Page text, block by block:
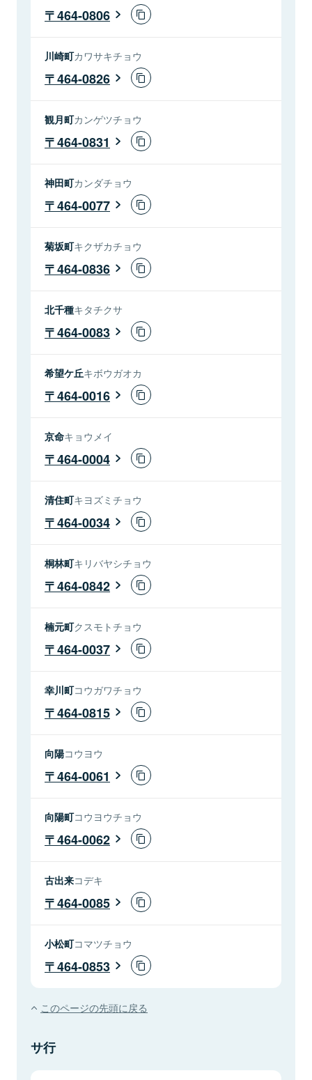
464-0806
川崎町カワサキチョウ
464-0826
観月町カンゲツチョウ
464-0831
神田町カンダチョウ
464-0077
菊坂町キクザカチョウ
464-0836
北千種キタチクサ
464-0083
希望ケ丘キボウガオカ
464-0016
京命キョウメイ
464-0004
清住町キヨズミチョウ
464-0034
桐林町キリバヤシチョウ
464-0842
楠元町クスモトチョウ
464-0037
幸川町コウガワチョウ
464-0815
向陽コウヨウ
464-0061
向陽町コウヨウチョウ
464-0062
古出来コデキ
464-0085
小松町コマツチョウ
464-0853
このページの先頭に戻る
サ行